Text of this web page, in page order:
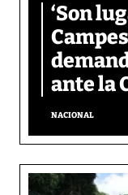
‘Son
ante la
NACIONAL